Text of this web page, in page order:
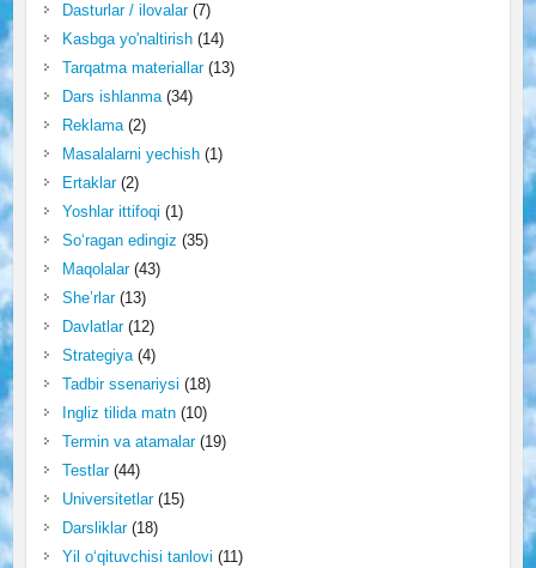
Dasturlar / ilovalar(7)
Kasbga yo'naltirish(14)
Tarqatma materiallar(13)
Dars ishlanma(34)
Reklama(2)
Masalalarni yechish(1)
Ertaklar(2)
Yoshlar ittifoqi (1)
So‘ragan edingiz (35)
Maqolalar(43)
She’rlar(13)
Davlatlar(12)
Strategiya(4)
Tadbir ssenariysi (18)
Ingliz tilida matn(10)
Termin va atamalar(19)
Testlar(44)
Universitetlar(15)
Darsliklar(18)
Yil o‘qituvchisi tanlovi (11)